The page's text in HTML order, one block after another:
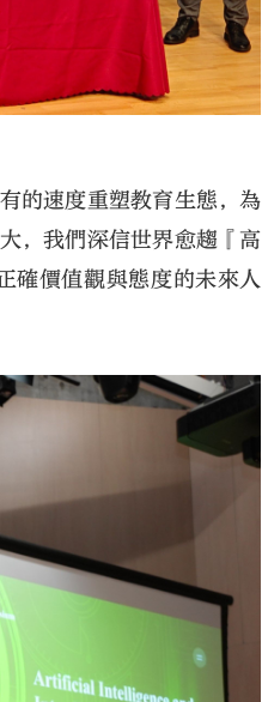
的速度重塑教育生態，為
，我們深信世界愈趨『高
確價值觀與態度的未來人